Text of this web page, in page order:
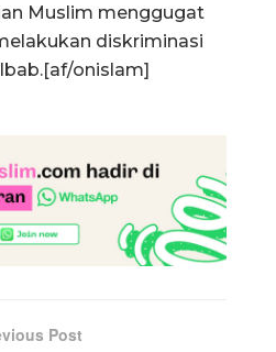
Muslim menggugat
diskriminasi
onislam]
Post